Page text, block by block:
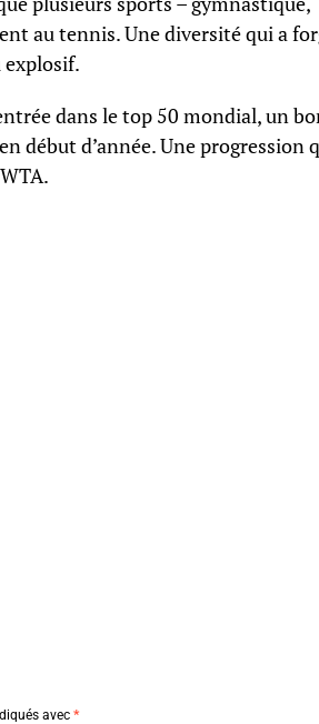
au tennis. Une diversité qui a
explosif.
dans le top 50 mondial, un
début d’année. Une progression
avec *